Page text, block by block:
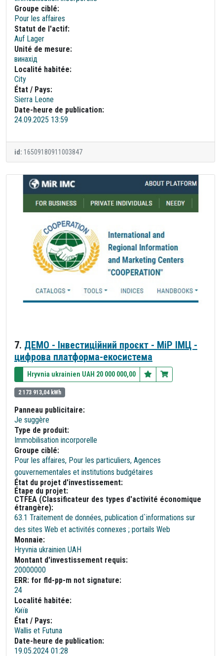
Groupe ciblé:
Pour les affaires
Statut de l'actif:
Auf Lager
Unité de mesure:
винахід
Localité habitée:
City
État / Pays:
Sierra Leone
Date-heure de publication:
24.09.2025 13:59
id: 16509180911003847
7. ДЕМО - Інвестиційний проєкт - МіР ІМЦ -
цифрова платформа-екосистема
Hryvnia ukrainien UAH 20 000 000,00
2 173 913,04 kWh
Panneau publicitaire:
Je suggère
Type de produit:
Immobilisation incorporelle
Groupe ciblé:
Pour les affaires, Pour les particuliers, Agences
gouvernementales et institutions budgétaires
État du projet d'investissement:
Étape du projet:
CTFEA (Classificateur des types d'activité économique
étrangère):
63.1 Traitement de données, publication d`informations sur
des sites Web et activités connexes ; portails Web
Monnaie:
Hryvnia ukrainien UAH
Montant d'investissement requis:
20000000
ERR: for fld-pp-m not signature:
24
Localité habitée:
Київ
État / Pays:
Wallis et Futuna
Date-heure de publication:
19.05.2024 01:28